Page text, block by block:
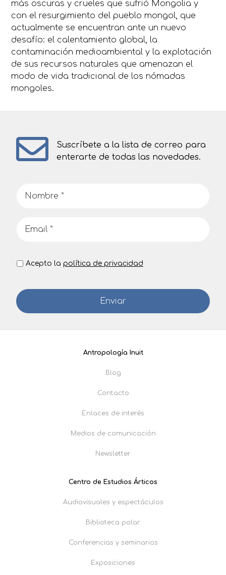
más oscuras y crueles que sufrió Mongolia y
con el resurgimiento del pueblo mongol, que
actualmente se encuentran ante un nuevo
desafío: el calentamiento global, la
contaminación medioambiental y la explotación
de sus recursos naturales que amenazan el
modo de vida tradicional de los nómadas
mongoles.
Suscríbete a la lista de correo para
enterarte de todas las novedades.
Acepto la política de privacidad
Antropología Inuit
Blog
Contacto
Enlaces de interés
Medios de comunicación
Newsletter
Centro de Estudios Árticos
Audiovisuales y espectáculos
Biblioteca polar
Conferencias y seminarios
Exposiciones